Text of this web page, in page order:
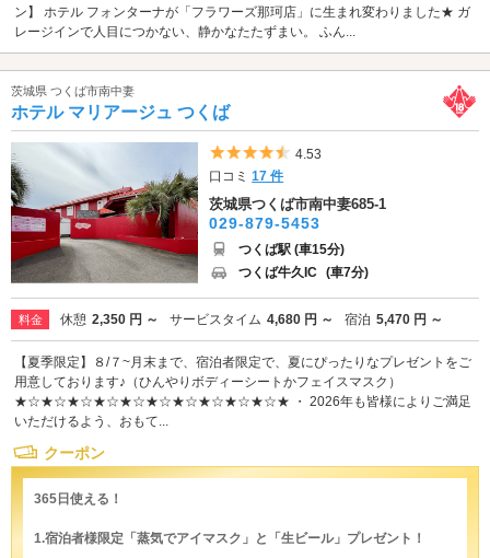
ン】 ホテル フォンターナが「フラワーズ那珂店」に生まれ変わりました★ ガ
レージインで人目につかない、静かなたたずまい。 ふん...
茨城県 つくば市南中妻
ホテル マリアージュ つくば
5つ星のうち4.5
4.53
口コミ17 件
茨城県つくば市南中妻685-1
029-879-5453
つくば駅 (車15分)
つくば牛久IC (車7分)
料金 休憩 2,350 円 ～ サービスタイム 4,680 円 ～ 宿泊 5,470 円 ～
【夏季限定】８/７~月末まで、宿泊者限定で、夏にぴったりなプレゼントをご
用意しております♪（ひんやりボディーシートかフェイスマスク）
★☆★☆★☆★☆★☆★☆★☆★☆★☆★☆★ ・ 2026年も皆様によりご満足
いただけるよう、おもて...
クーポン
365日使える！
1.宿泊者様限定「蒸気でアイマスク」と「生ビール」プレゼント！